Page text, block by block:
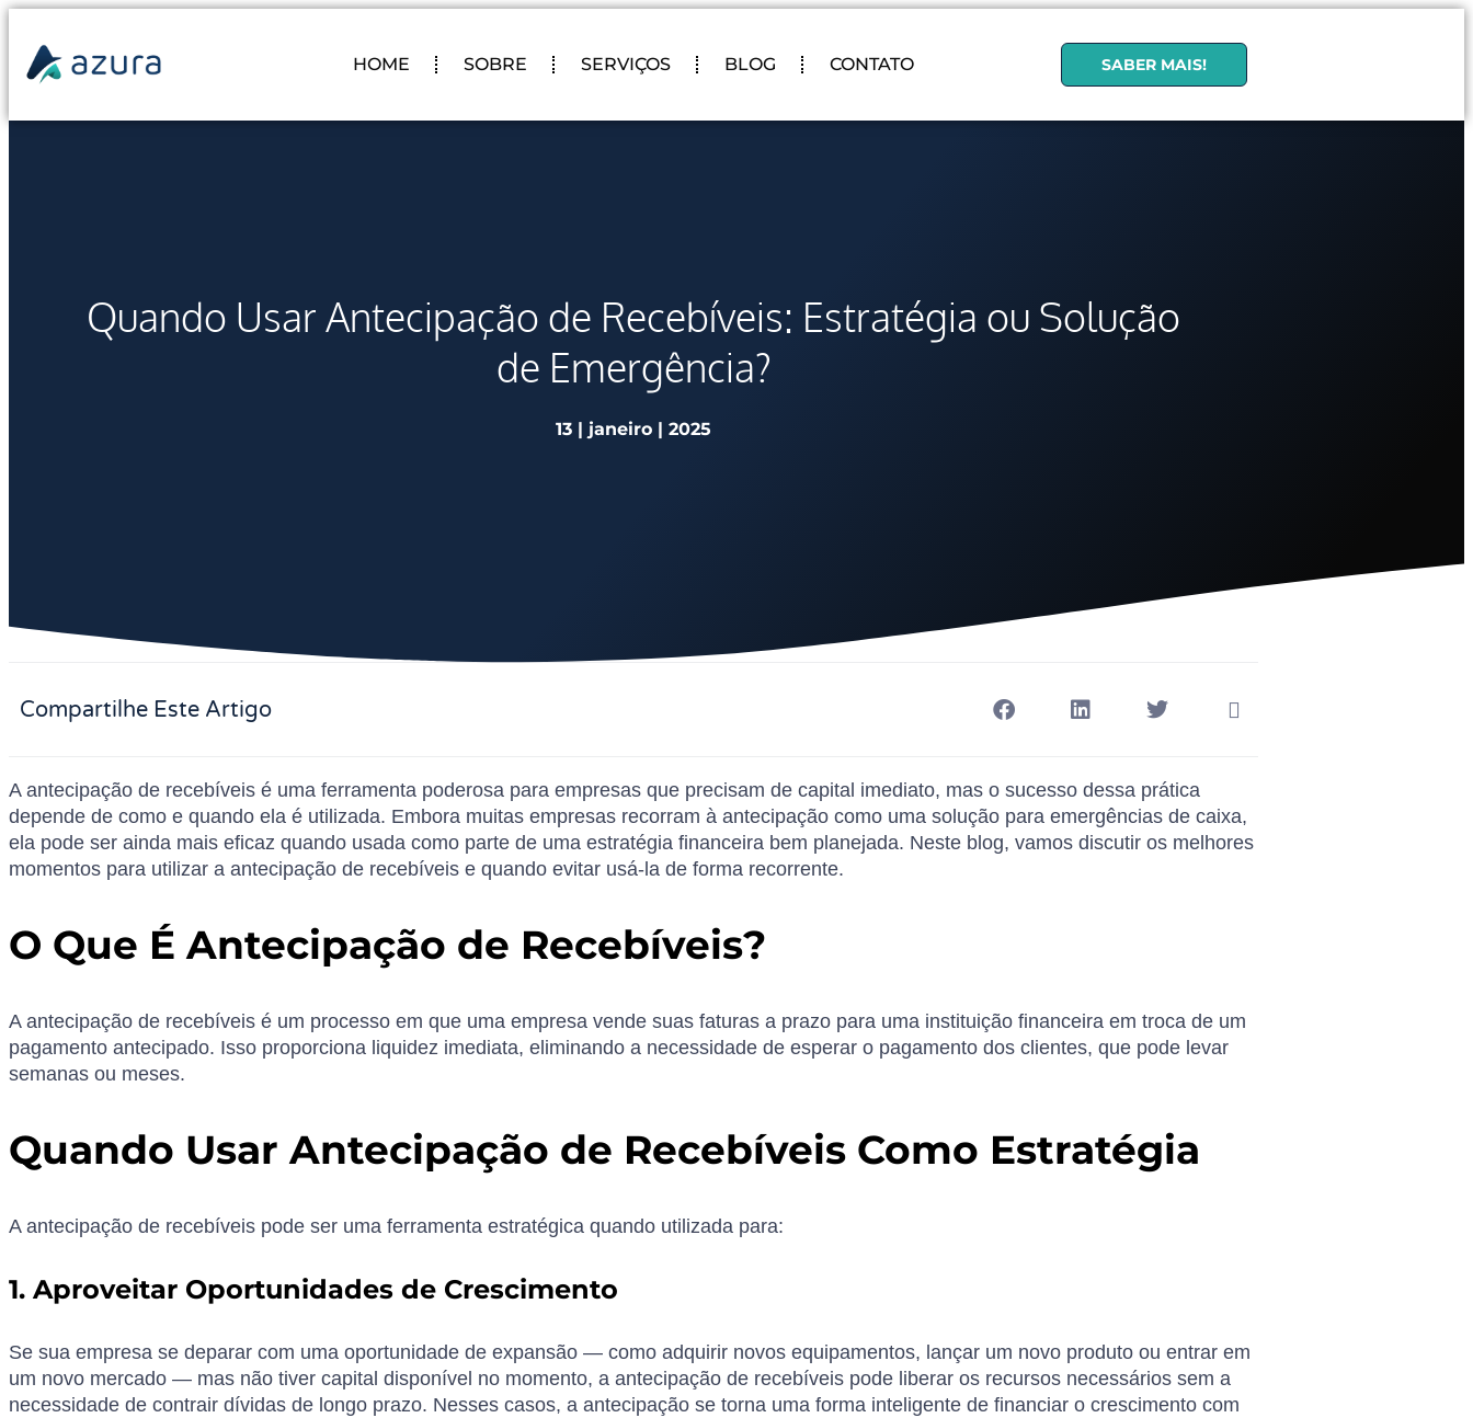
HOME SOBRE SERVIÇOS BLOG CONTATO SABER MAIS!
Quando Usar Antecipação de Recebíveis: Estratégia ou Solução
de Emergência?
13 | janeiro | 2025
Compartilhe Este Artigo
A antecipação de recebíveis é uma ferramenta poderosa para empresas que precisam de capital imediato, mas o sucesso dessa prática
depende de como e quando ela é utilizada. Embora muitas empresas recorram à antecipação como uma solução para emergências de caixa,
ela pode ser ainda mais eficaz quando usada como parte de uma estratégia financeira bem planejada. Neste blog, vamos discutir os melhores
momentos para utilizar a antecipação de recebíveis e quando evitar usá-la de forma recorrente.
O Que É Antecipação de Recebíveis?
A antecipação de recebíveis é um processo em que uma empresa vende suas faturas a prazo para uma instituição financeira em troca de um
pagamento antecipado. Isso proporciona liquidez imediata, eliminando a necessidade de esperar o pagamento dos clientes, que pode levar
semanas ou meses.
Quando Usar Antecipação de Recebíveis Como Estratégia
A antecipação de recebíveis pode ser uma ferramenta estratégica quando utilizada para:
1. Aproveitar Oportunidades de Crescimento
Se sua empresa se deparar com uma oportunidade de expansão — como adquirir novos equipamentos, lançar um novo produto ou entrar em
um novo mercado — mas não tiver capital disponível no momento, a antecipação de recebíveis pode liberar os recursos necessários sem a
necessidade de contrair dívidas de longo prazo. Nesses casos, a antecipação se torna uma forma inteligente de financiar o crescimento com